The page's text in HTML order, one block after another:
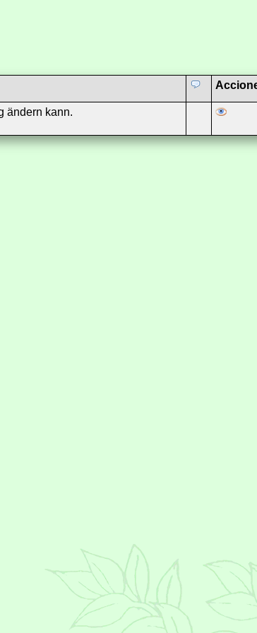
ändern kann.